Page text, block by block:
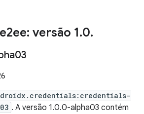
versão 1.0.
. A versão 1.0.0-alpha03 contém